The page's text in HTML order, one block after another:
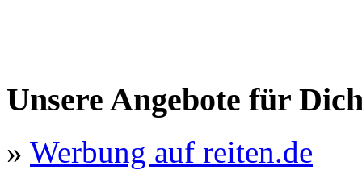
Unsere Angebote für
» Werbung auf reiten.de